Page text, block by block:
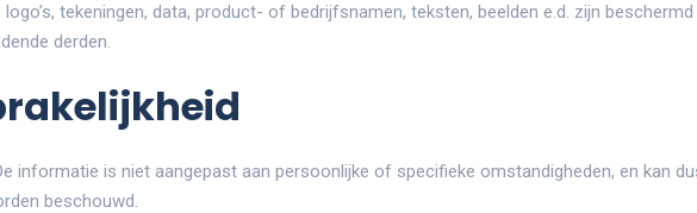
tekeningen, data, product- of bedrijfsnamen, teksten, beelden e.d. zijn
derden.
informatie is niet aangepast aan persoonlijke of specifieke omstandigheden, en kan
beschouwd.